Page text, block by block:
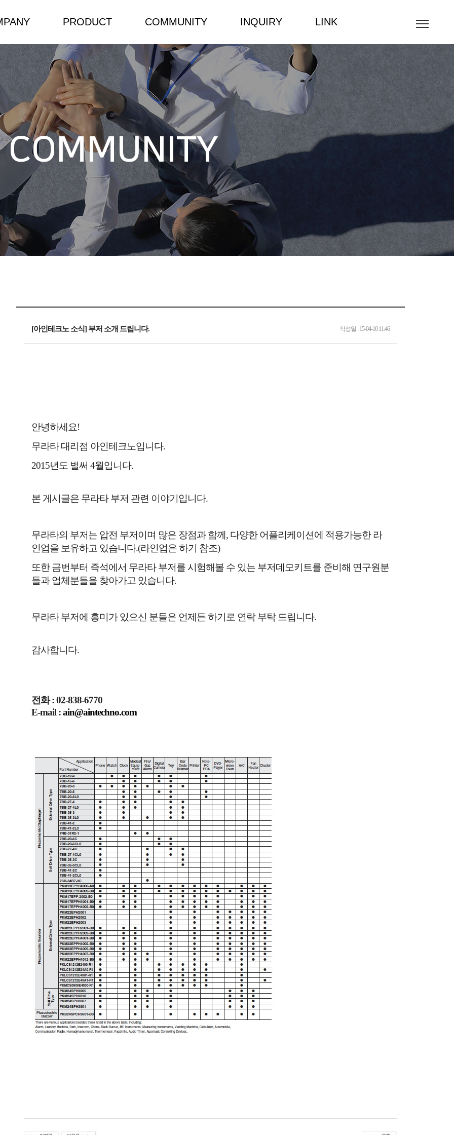
길
PRODUCT
NEW/HOT PRODUCT
Components
Power Solutions
COMMUNITY INQUIRY LINK
COMMUNITY
[아인테크노 소식] 부저 소개 드립니다. 작성일 : 15-04-10 11:46
안녕하세요!
무라타 대리점 아인테크노입니다.
2015년도 벌써 4월입니다.
본 게시글은 무라타 부저 관련 이야기입니다.
무라타의 부저는 압전 부저이며 많은 장점과 함께, 다양한 어플리케이션에 적용가능한 라
인업을 보유하고 있습니다.(라인업은 하기 참조)
또한 금번부터 즉석에서 무라타 부저를 시험해볼 수 있는 부저데모키트를 준비해 연구원분
들과 업체분들을 찾아가고 있습니다.
무라타 부저에 흥미가 있으신 분들은 언제든 하기로 연락 부탁 드립니다.
감사합니다.
전화 : 02-838-6770
E-mail :ain@aintechno.com